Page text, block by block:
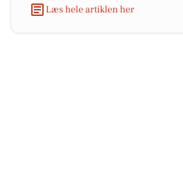
Læs hele artiklen her